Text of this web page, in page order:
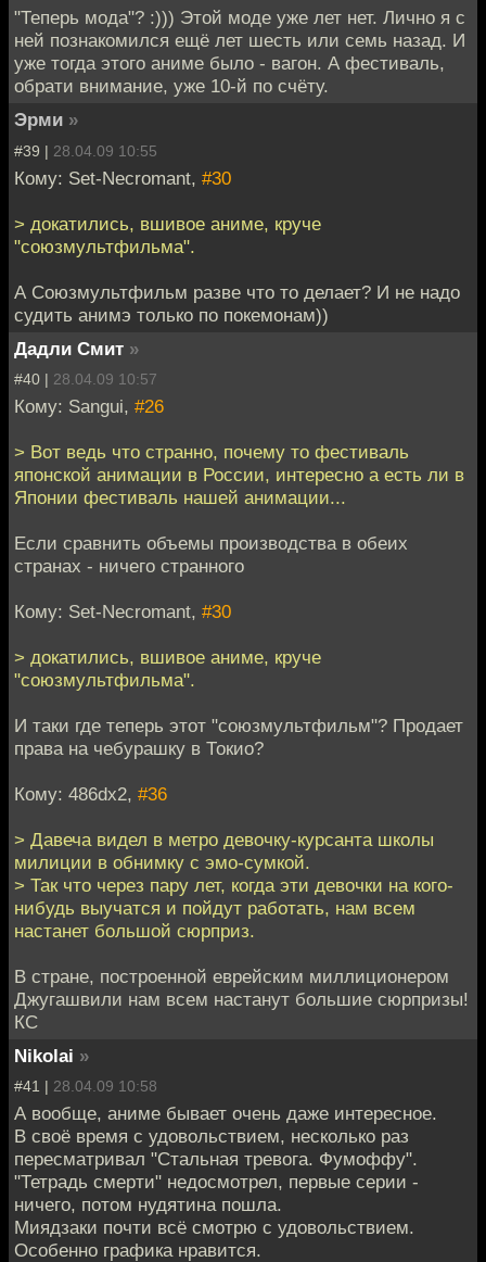
"Теперь мода"? :))) Этой моде уже лет нет. Лично я с
ней познакомился ещё лет шесть или семь назад. И
уже тогда этого аниме было - вагон. А фестиваль,
обрати внимание, уже 10-й по счёту.
Эрми »
#39 | 28.04.09 10:55
Кому: Set-Necromant, #30
> докатились, вшивое аниме, круче
"союзмультфильма".
А Союзмультфильм разве что то делает? И не надо
судить анимэ только по покемонам))
Дадли Смит »
#40 | 28.04.09 10:57
Кому: Sangui, #26
> Вот ведь что странно, почему то фестиваль
японской анимации в России, интересно а есть ли в
Японии фестиваль нашей анимации...
Если сравнить объемы производства в обеих
странах - ничего странного
Кому: Set-Necromant, #30
> докатились, вшивое аниме, круче
"союзмультфильма".
И таки где теперь этот "союзмультфильм"? Продает
права на чебурашку в Токио?
Кому: 486dx2, #36
> Давеча видел в метро девочку-курсанта школы
милиции в обнимку с эмо-сумкой.
> Так что через пару лет, когда эти девочки на кого-
нибудь выучатся и пойдут работать, нам всем
настанет большой сюрприз.
В стране, построенной еврейским миллиционером
Джугашвили нам всем настанут большие сюрпризы!
КС
Nikolai »
#41 | 28.04.09 10:58
А вообще, аниме бывает очень даже интересное.
В своё время с удовольствием, несколько раз
пересматривал "Стальная тревога. Фумоффу".
"Тетрадь смерти" недосмотрел, первые серии -
ничего, потом нудятина пошла.
Миядзаки почти всё смотрю с удовольствием.
Особенно графика нравится.